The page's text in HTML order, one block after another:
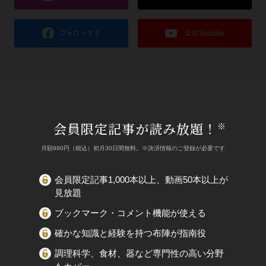
会員限定記事が読み放題！ ※
月額990円（税込）初月30日間無料。※決済情報のご登録が必要です
会員限定記事1,000本以上、動画50本以上が
見放題
ブックマーク・コメント機能が使える
確かな知識と経験を持つ布陣が指南役
調理科学、食材、器など専門性の高い分野